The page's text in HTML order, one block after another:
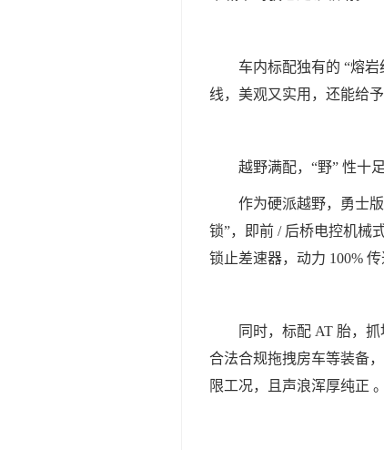
车内标配独有的 “熔
线，美观又实用，还能给
越野满配，“野” 性十足
作为硬派越野，勇士
锁”，即前 / 后桥电控机械
锁止差速器，动力 100%
同时，标配 AT 胎，
合法合规拖拽房车等装备
限工况，且声浪浑厚纯正 。